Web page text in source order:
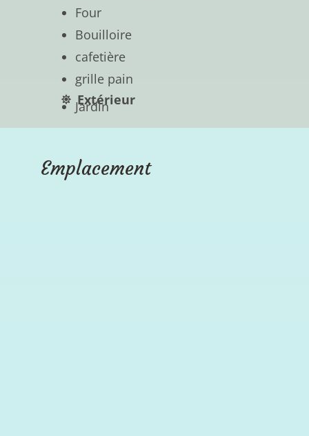
Four
Bouilloire
cafetière
grille pain
Extérieur
Jardin
Emplacement